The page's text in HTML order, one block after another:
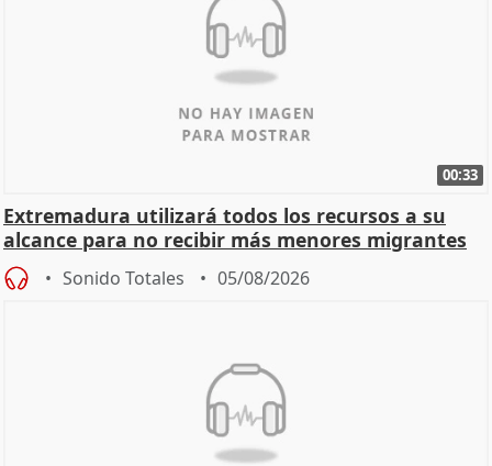
00:33
Extremadura utilizará todos los recursos a su
alcance para no recibir más menores migrantes
Sonido Totales 05/08/2026